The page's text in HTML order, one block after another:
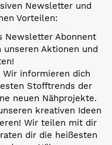
Newsletter und
Vorteilen:
Newsletter Abonnent
Aktionen und
informieren dich
Stofftrends der
neuen Nähprojekte.
kreativen Ideen
Wir teilen mit dir
dir die heißesten